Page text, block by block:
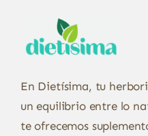
En Dietísima, tu
un equilibrio entre lo
te ofrecemos